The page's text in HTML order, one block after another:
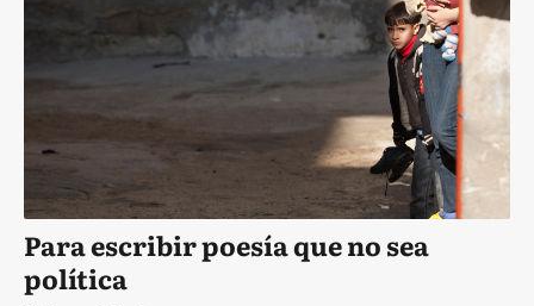
Para escribir poesía que no sea
política